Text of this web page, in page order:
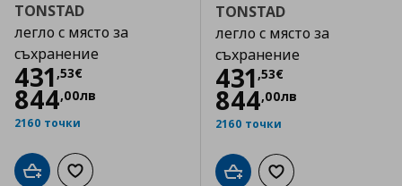
TONSTAD
легло с място за
съхранение
431 ,53€
Цена
844,00лв
2160 точки
Добави в кошницата
Добави към списъка с любими
TONSTAD
легло с място за
съхранение
431 ,53€
Цена
844,00лв
2160 точки
Добави в кошницата
Добави към